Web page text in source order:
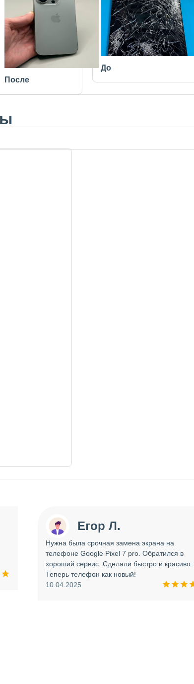
После
До
Егор Л.
Нужна была срочная замена экрана на
телефоне Google Pixel 7 pro. Обратился в
хороший сервис. Сделали быстро и красиво.
Теперь телефон как новый!
10.04.2025